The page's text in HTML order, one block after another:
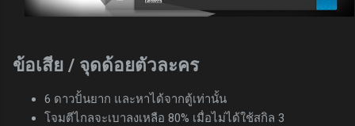
ข้อเสีย / จุดด้อยตัวละคร
6 ดาวปั้นยาก และหาได้จากตู้เท่านั้น
โจมตีไกลจะเบาลงเหลือ 80% เมื่อไม่ได้ใช้สกิล 3